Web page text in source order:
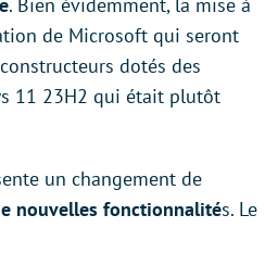
de Microsoft qui seront
dotés des
11 23H2 qui était plutôt
un changement de
nouvelles fonctionnalités. Le